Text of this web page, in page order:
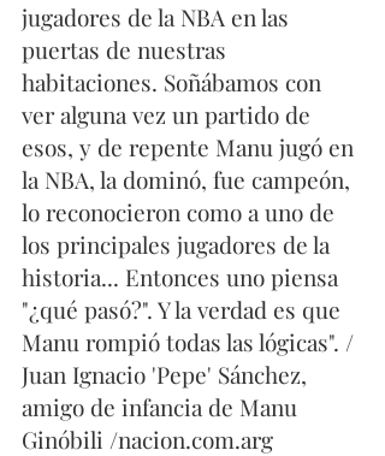
jugadores de la NBA en las
puertas de nuestras
habitaciones. Soñábamos con
ver alguna vez un partido de
esos, y de repente Manu jugó en
la NBA, la dominó, fue campeón,
lo reconocieron como a uno de
los principales jugadores de la
historia... Entonces uno piensa
"¿qué pasó?". Y la verdad es que
Manu rompió todas las lógicas". /
Juan Ignacio 'Pepe' Sánchez,
amigo de infancia de Manu
Ginóbili /nacion.com.arg